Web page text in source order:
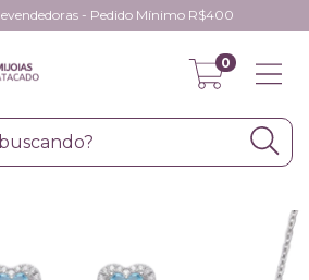
- Pedido Mínimo R$400
0